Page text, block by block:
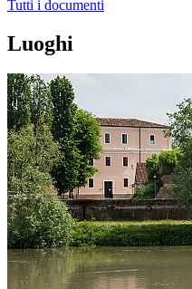
Tutti i documenti
Luoghi